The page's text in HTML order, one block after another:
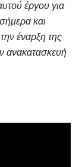
έργου για
και
έναρξη της
ανακατασκευή